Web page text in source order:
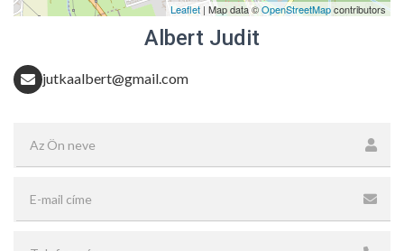
Leaflet | Map data ©OpenStreetMapcontributors
Albert Judit
jutkaalbert@gmail.com